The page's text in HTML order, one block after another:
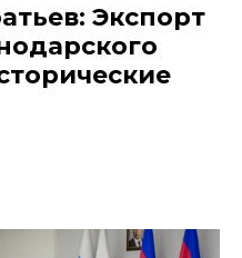
Экспорт